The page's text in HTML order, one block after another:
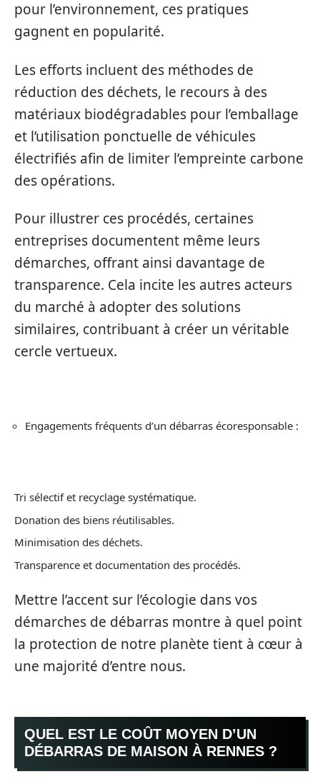
pour l’environnement, ces pratiques
gagnent en popularité.
Les efforts incluent des méthodes de
réduction des déchets, le recours à des
matériaux biodégradables pour l’emballage
et l’utilisation ponctuelle de véhicules
électrifiés afin de limiter l’empreinte carbone
des opérations.
Pour illustrer ces procédés, certaines
entreprises documentent même leurs
démarches, offrant ainsi davantage de
transparence. Cela incite les autres acteurs
du marché à adopter des solutions
similaires, contribuant à créer un véritable
cercle vertueux.
Engagements fréquents d’un débarras écoresponsable :
Tri sélectif et recyclage systématique.
Donation des biens réutilisables.
Minimisation des déchets.
Transparence et documentation des procédés.
Mettre l’accent sur l’écologie dans vos
démarches de débarras montre à quel point
la protection de notre planète tient à cœur à
une majorité d’entre nous.
QUEL EST LE COÛT MOYEN D’UN
DÉBARRAS DE MAISON À RENNES ?